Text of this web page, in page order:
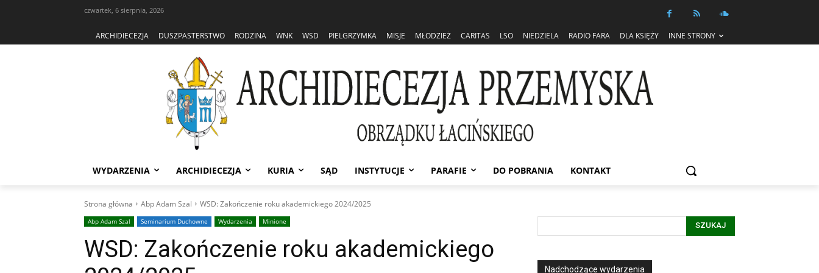
czwartek, 6 sierpnia, 2026
ARCHIDIECEZJA DUSZPASTERSTWO RODZINA WNK WSD PIELGRZYMKA MISJE MŁODZIEŻ CARITAS LSO NIEDZIELA RADIO FARA DLA KSIĘŻY INNE STRONY
WYDARZENIA ARCHIDIECEZJA KURIA SĄD INSTYTUCJE PARAFIE DO POBRANIA KONTAKT
Strona główna Abp Adam Szal WSD: Zakończenie roku akademickiego 2024/2025
Abp Adam Szal Seminarium Duchowne Wydarzenia Minione
WSD: Zakończenie roku akademickiego
SZUKAJ
Nadchodzące wydarzenia